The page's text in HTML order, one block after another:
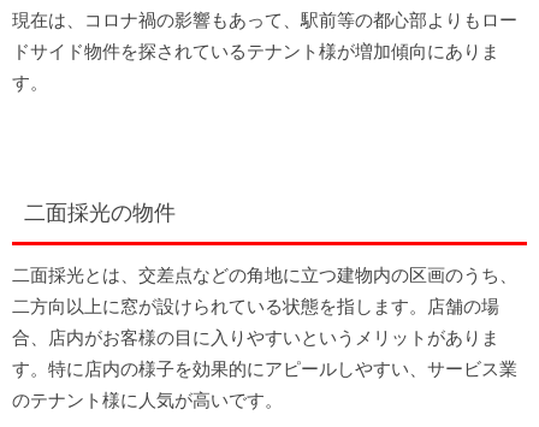
現在は、コロナ禍の影響もあって、駅前等の都心部よりもロー
ドサイド物件を探されているテナント様が増加傾向にありま
す。
二面採光の物件
二面採光とは、交差点などの角地に立つ建物内の区画のうち、
二方向以上に窓が設けられている状態を指します。店舗の場
合、店内がお客様の目に入りやすいというメリットがありま
す。特に店内の様子を効果的にアピールしやすい、サービス業
のテナント様に人気が高いです。